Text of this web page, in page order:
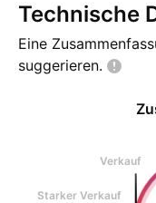
Technische
Eine
suggerieren.
Verkauf
Starker Verkauf